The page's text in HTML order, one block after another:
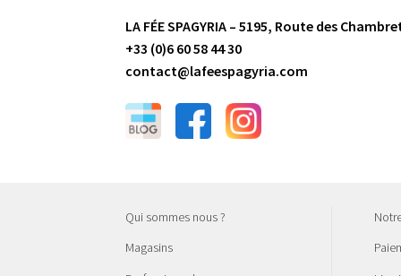
LA FÉE SPAGYRIA – 5195, Route des
+33 (0)6 60 58 44 30
contact@lafeespagyria.com
Qui sommes nous ?
Magasins